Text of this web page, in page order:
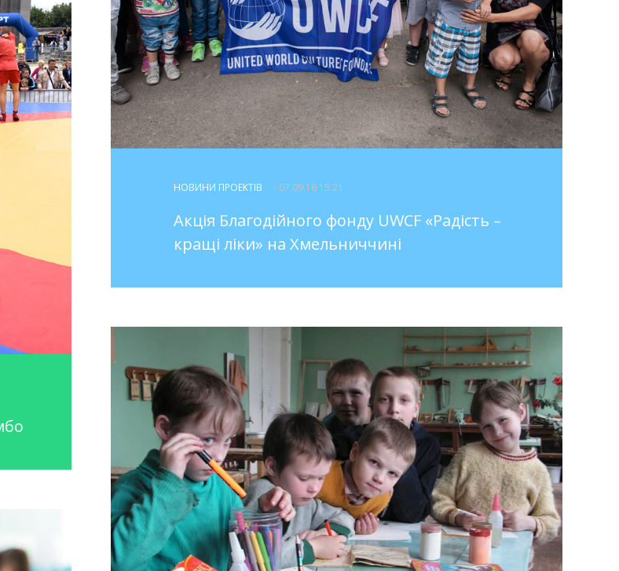
НОВИНИ ПРОЕКТІВ - 07.09.16 15:21
Акція Благодійного фонду UWCF «Радість –
кращі ліки» на Хмельниччині